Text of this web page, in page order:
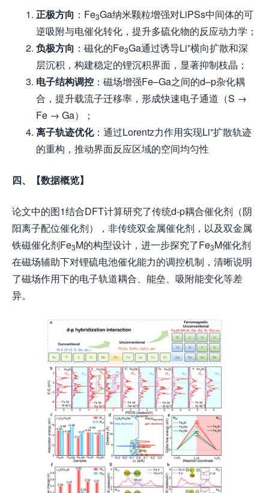
正极方向 ：Fe3Ga纳米颗粒增强对LiPSs中间体的可
逆吸附与电催化转化，提升多硫化物的反应动力学；
负极方向 ：磁化的Fe3Ga通过诱导Li⁺横向扩散和深
层沉积，构建稳定的锂沉积界面，显著抑制枝晶；
电子结构调控 ：磁场增强Fe–Ga之间的d–p杂化耦
合，提升载流子迁移率，形成快速电子通道（S →
Fe → Ga）；
离子轨迹优化：通过Lorentz力作用实现Li⁺扩散轨迹
的重构，推动界面反应区域的空间均匀性
四、【数据概览】
论文中的图1结合DFT计算研究了传统d-p耦合催化剂（阴
阳离子配位催化剂），非传统双金属催化剂，以及双金属
铁磁催化剂Fe3M的构型设计，进一步探究了Fe3M催化剂
在磁场辅助下对锂硫电池催化能力的调控机制，清晰说明
了磁场作用下的电子轨道耦合、能垒、吸附能变化等差
异。